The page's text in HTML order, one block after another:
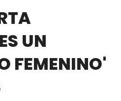
UN
FEMENINO'